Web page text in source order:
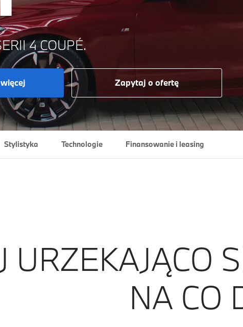
4 COUPÉ.
Zapytaj o ofertę
Stylistyka Technologie Finansowanie i leasing
URZEKAJĄCO
NA CO